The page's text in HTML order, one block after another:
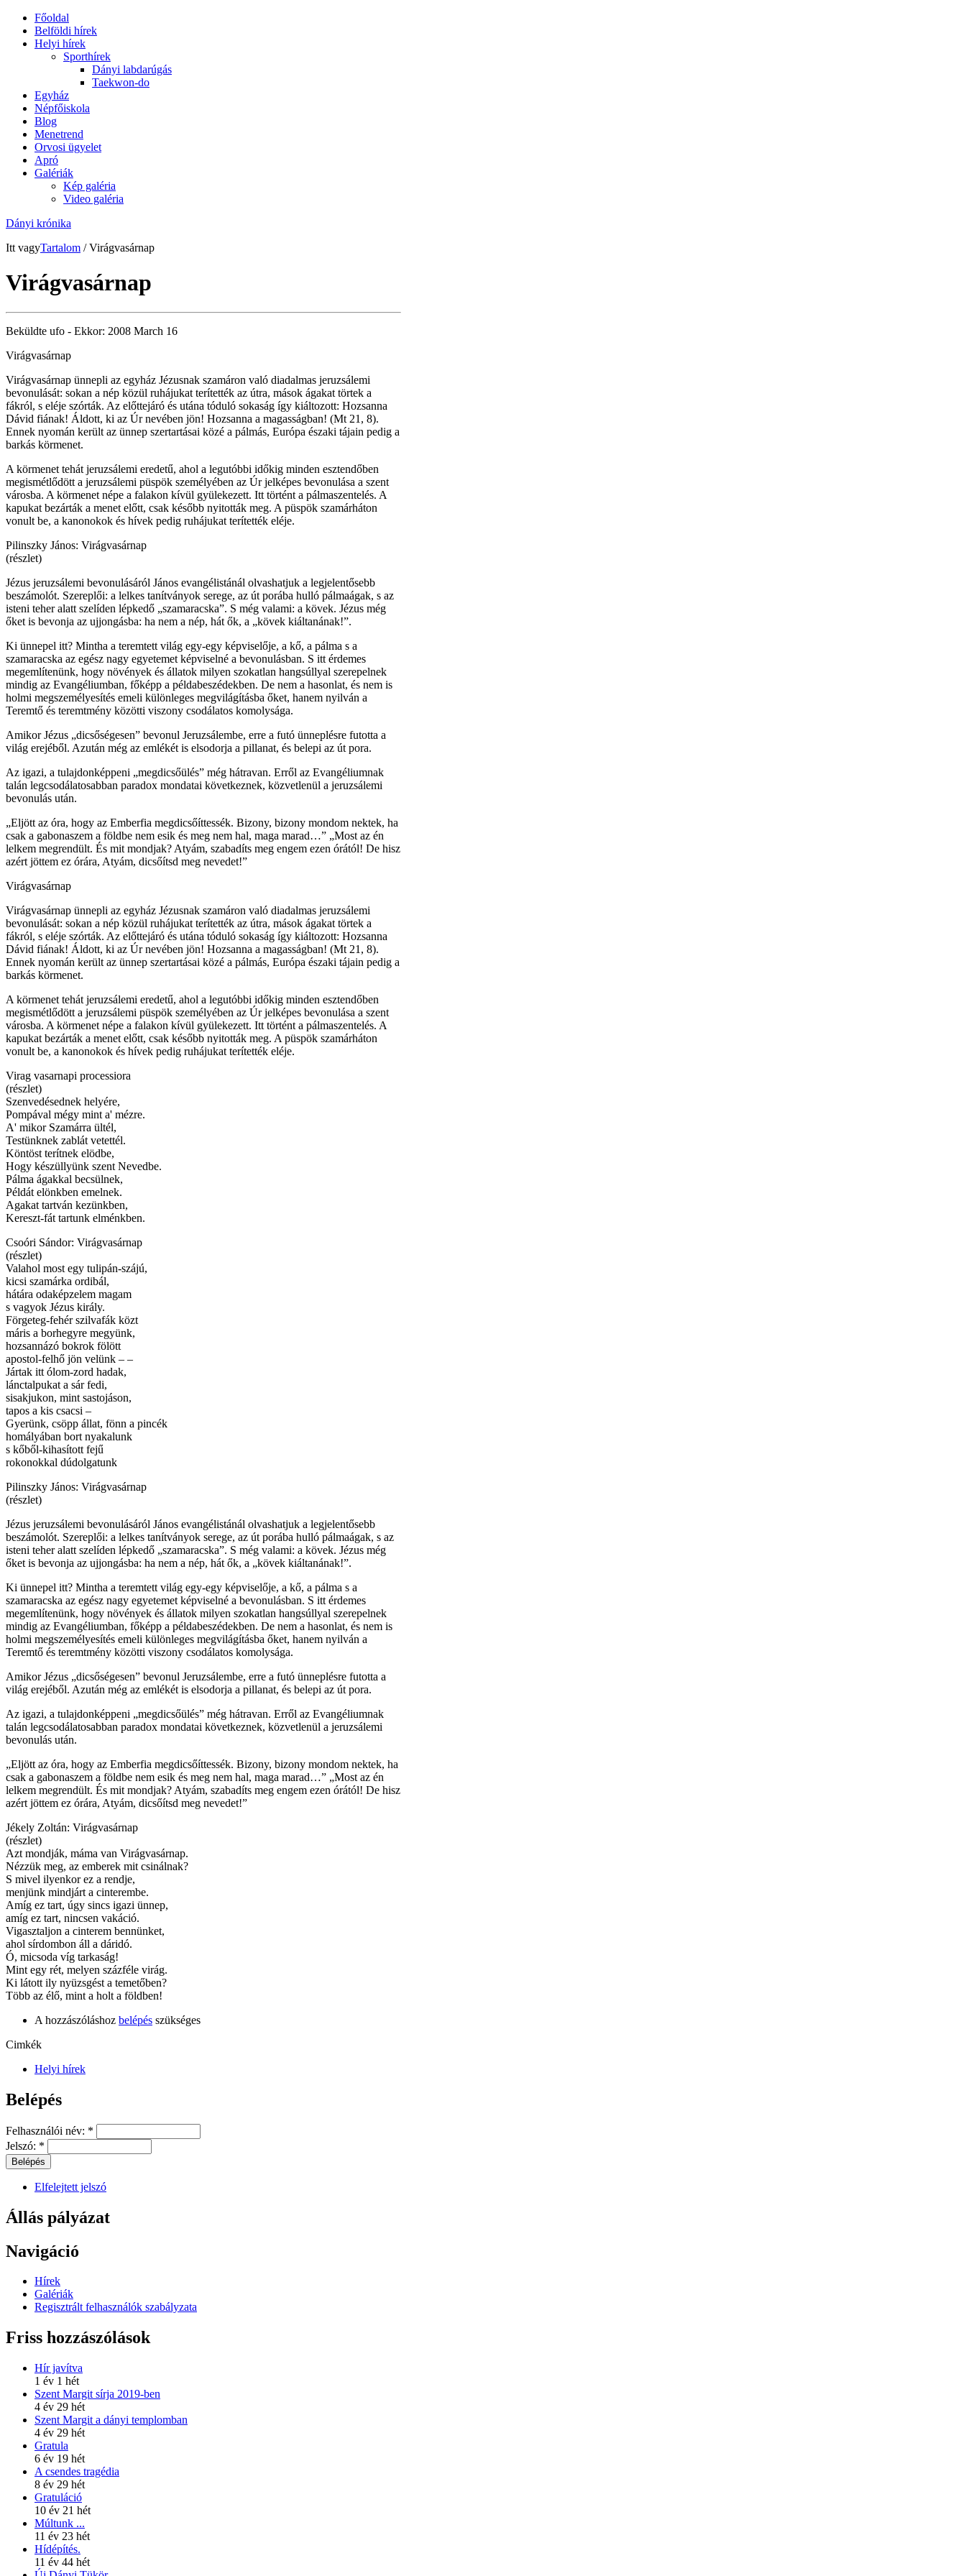
Főoldal
Belföldi hírek
Helyi hírek
Sporthírek
Dányi labdarúgás
Taekwon-do
Egyház
Népfőiskola
Blog
Menetrend
Orvosi ügyelet
Apró
Galériák
Kép galéria
Video galéria
Dányi krónika
Itt vagyTartalom / Virágvasárnap
Virágvasárnap
Beküldte ufo - Ekkor: 2008 March 16
Virágvasárnap
Virágvasárnap ünnepli az egyház Jézusnak szamáron való diadalmas jeruzsálemi
bevonulását: sokan a nép közül ruhájukat terítették az útra, mások ágakat törtek a
fákról, s eléje szórták. Az előttejáró és utána tóduló sokaság így kiáltozott: Hozsanna
Dávid fiának! Áldott, ki az Úr nevében jön! Hozsanna a magasságban! (Mt 21, 8).
Ennek nyomán került az ünnep szertartásai közé a pálmás, Európa északi tájain pedig a
barkás körmenet.
A körmenet tehát jeruzsálemi eredetű, ahol a legutóbbi időkig minden esztendőben
megismétlődött a jeruzsálemi püspök személyében az Úr jelképes bevonulása a szent
városba. A körmenet népe a falakon kívül gyülekezett. Itt történt a pálmaszentelés. A
kapukat bezárták a menet előtt, csak később nyitották meg. A püspök szamárháton
vonult be, a kanonokok és hívek pedig ruhájukat terítették eléje.
Pilinszky János: Virágvasárnap
(részlet)
Jézus jeruzsálemi bevonulásáról János evangélistánál olvashatjuk a legjelentősebb
beszámolót. Szereplői: a lelkes tanítványok serege, az út porába hulló pálmaágak, s az
isteni teher alatt szelíden lépkedő „szamaracska”. S még valami: a kövek. Jézus még
őket is bevonja az ujjongásba: ha nem a nép, hát ők, a „kövek kiáltanának!”.
Ki ünnepel itt? Mintha a teremtett világ egy-egy képviselője, a kő, a pálma s a
szamaracska az egész nagy egyetemet képviselné a bevonulásban. S itt érdemes
megemlítenünk, hogy növények és állatok milyen szokatlan hangsúllyal szerepelnek
mindig az Evangéliumban, főképp a példabeszédekben. De nem a hasonlat, és nem is
holmi megszemélyesítés emeli különleges megvilágításba őket, hanem nyilván a
Teremtő és teremtmény közötti viszony csodálatos komolysága.
Amikor Jézus „dicsőségesen” bevonul Jeruzsálembe, erre a futó ünneplésre futotta a
világ erejéből. Azután még az emlékét is elsodorja a pillanat, és belepi az út pora.
Az igazi, a tulajdonképpeni „megdicsőülés” még hátravan. Erről az Evangéliumnak
talán legcsodálatosabban paradox mondatai következnek, közvetlenül a jeruzsálemi
bevonulás után.
„Eljött az óra, hogy az Emberfia megdicsőíttessék. Bizony, bizony mondom nektek, ha
csak a gabonaszem a földbe nem esik és meg nem hal, maga marad…” „Most az én
lelkem megrendült. És mit mondjak? Atyám, szabadíts meg engem ezen órától! De hisz
azért jöttem ez órára, Atyám, dicsőítsd meg nevedet!”
Virágvasárnap
Virágvasárnap ünnepli az egyház Jézusnak szamáron való diadalmas jeruzsálemi
bevonulását: sokan a nép közül ruhájukat terítették az útra, mások ágakat törtek a
fákról, s eléje szórták. Az előttejáró és utána tóduló sokaság így kiáltozott: Hozsanna
Dávid fiának! Áldott, ki az Úr nevében jön! Hozsanna a magasságban! (Mt 21, 8).
Ennek nyomán került az ünnep szertartásai közé a pálmás, Európa északi tájain pedig a
barkás körmenet.
A körmenet tehát jeruzsálemi eredetű, ahol a legutóbbi időkig minden esztendőben
megismétlődött a jeruzsálemi püspök személyében az Úr jelképes bevonulása a szent
városba. A körmenet népe a falakon kívül gyülekezett. Itt történt a pálmaszentelés. A
kapukat bezárták a menet előtt, csak később nyitották meg. A püspök szamárháton
vonult be, a kanonokok és hívek pedig ruhájukat terítették eléje.
Virag vasarnapi processiora
(részlet)
Szenvedésednek helyére,
Pompával mégy mint a' mézre.
A' mikor Szamárra ültél,
Testünknek zablát vetettél.
Köntöst terítnek elödbe,
Hogy készüllyünk szent Nevedbe.
Pálma ágakkal becsülnek,
Példát elönkben emelnek.
Agakat tartván kezünkben,
Kereszt-fát tartunk elménkben.
Csoóri Sándor: Virágvasárnap
(részlet)
Valahol most egy tulipán-szájú,
kicsi szamárka ordibál,
hátára odaképzelem magam
s vagyok Jézus király.
Förgeteg-fehér szilvafák közt
máris a borhegyre megyünk,
hozsannázó bokrok fölött
apostol-felhő jön velünk – –
Jártak itt ólom-zord hadak,
lánctalpukat a sár fedi,
sisakjukon, mint sastojáson,
tapos a kis csacsi –
Gyerünk, csöpp állat, fönn a pincék
homályában bort nyakalunk
s kőből-kihasított fejű
rokonokkal dúdolgatunk
Pilinszky János: Virágvasárnap
(részlet)
Jézus jeruzsálemi bevonulásáról János evangélistánál olvashatjuk a legjelentősebb
beszámolót. Szereplői: a lelkes tanítványok serege, az út porába hulló pálmaágak, s az
isteni teher alatt szelíden lépkedő „szamaracska”. S még valami: a kövek. Jézus még
őket is bevonja az ujjongásba: ha nem a nép, hát ők, a „kövek kiáltanának!”.
Ki ünnepel itt? Mintha a teremtett világ egy-egy képviselője, a kő, a pálma s a
szamaracska az egész nagy egyetemet képviselné a bevonulásban. S itt érdemes
megemlítenünk, hogy növények és állatok milyen szokatlan hangsúllyal szerepelnek
mindig az Evangéliumban, főképp a példabeszédekben. De nem a hasonlat, és nem is
holmi megszemélyesítés emeli különleges megvilágításba őket, hanem nyilván a
Teremtő és teremtmény közötti viszony csodálatos komolysága.
Amikor Jézus „dicsőségesen” bevonul Jeruzsálembe, erre a futó ünneplésre futotta a
világ erejéből. Azután még az emlékét is elsodorja a pillanat, és belepi az út pora.
Az igazi, a tulajdonképpeni „megdicsőülés” még hátravan. Erről az Evangéliumnak
talán legcsodálatosabban paradox mondatai következnek, közvetlenül a jeruzsálemi
bevonulás után.
„Eljött az óra, hogy az Emberfia megdicsőíttessék. Bizony, bizony mondom nektek, ha
csak a gabonaszem a földbe nem esik és meg nem hal, maga marad…” „Most az én
lelkem megrendült. És mit mondjak? Atyám, szabadíts meg engem ezen órától! De hisz
azért jöttem ez órára, Atyám, dicsőítsd meg nevedet!”
Jékely Zoltán: Virágvasárnap
(részlet)
Azt mondják, máma van Virágvasárnap.
Nézzük meg, az emberek mit csinálnak?
S mivel ilyenkor ez a rendje,
menjünk mindjárt a cinterembe.
Amíg ez tart, úgy sincs igazi ünnep,
amíg ez tart, nincsen vakáció.
Vigasztaljon a cinterem bennünket,
ahol sírdombon áll a dáridó.
Ó, micsoda víg tarkaság!
Mint egy rét, melyen százféle virág.
Ki látott ily nyüzsgést a temetőben?
Több az élő, mint a holt a földben!
A hozzászóláshoz belépés szükséges
Cimkék
Helyi hírek
Belépés
Felhasználói név: *
Jelszó: *
Elfelejtett jelszó
Állás pályázat
Navigáció
Hírek
Galériák
Regisztrált felhasználók szabályzata
Friss hozzászólások
Hír javítva
1 év 1 hét
Szent Margit sírja 2019-ben
4 év 29 hét
Szent Margit a dányi templomban
4 év 29 hét
Gratula
6 év 19 hét
A csendes tragédia
8 év 29 hét
Gratuláció
10 év 21 hét
Múltunk ...
11 év 23 hét
Hídépítés.
11 év 44 hét